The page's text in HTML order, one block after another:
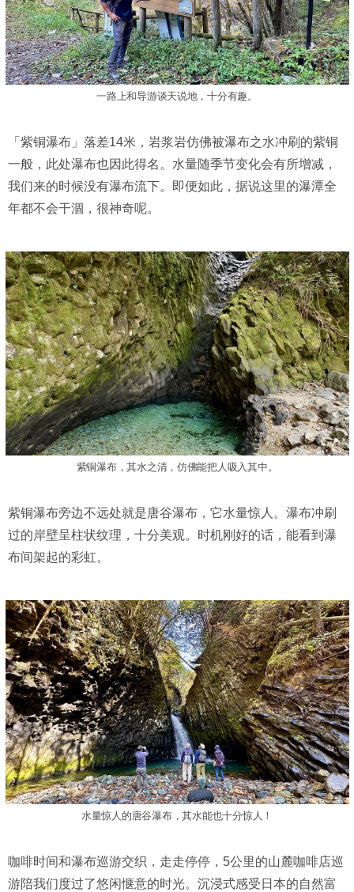
一路上和导游谈天说地，十分有趣。
「紫铜瀑布」落差14米，岩浆岩仿佛被瀑布之水冲刷的紫铜
一般，此处瀑布也因此得名。水量随季节变化会有所增减，
我们来的时候没有瀑布流下。即便如此，据说这里的瀑潭全
年都不会干涸，很神奇呢。
紫铜瀑布，其水之清，仿佛能把人吸入其中。
紫铜瀑布旁边不远处就是唐谷瀑布，它水量惊人。瀑布冲刷
过的岸壁呈柱状纹理，十分美观。时机刚好的话，能看到瀑
布间架起的彩虹。
水量惊人的唐谷瀑布，其水能也十分惊人！
咖啡时间和瀑布巡游交织，走走停停，5公里的山麓咖啡店巡
游陪我们度过了悠闲惬意的时光。沉浸式感受日本的自然富